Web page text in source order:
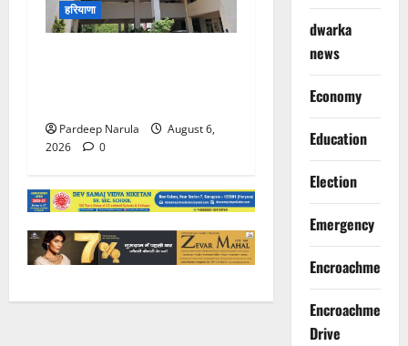
हरियाणा
Pardeep Narula
August 6,
2026
0
dwarka
news
Economy
Education
Election
Emergency
Encroachment
Encroachment
Drive